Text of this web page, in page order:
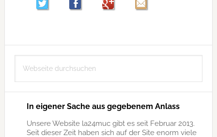
Seitenspalte
durchsuchen
In eigener Sache aus gegebenem Anlass
Unsere Website la24muc gibt es seit Februar 2013.
Seit dieser Zeit haben sich auf der Site enorm viele